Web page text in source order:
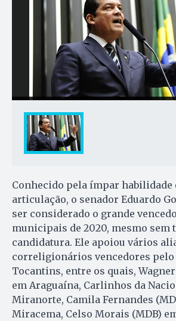
Conhecido pela ímpar habilidade
articulação, o senador Eduardo
ser considerado o grande
municipais de 2020, mesmo sem
candidatura. Ele apoiou vários
correligionários vencedores pelo
Tocantins, entre os quais,
em Araguaína, Carlinhos da
Miranorte, Camila Fernandes
Miracema, Celso Morais (MDB)